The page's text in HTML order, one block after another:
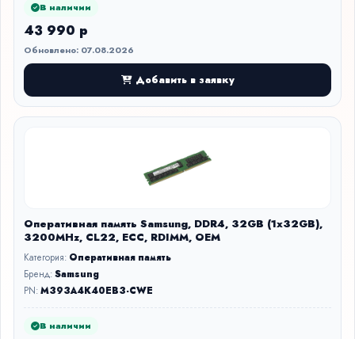
В наличии
43 990 р
Обновлено: 07.08.2026
Добавить в заявку
Оперативная память Samsung, DDR4, 32GB (1x32GB),
3200MHz, CL22, ECC, RDIMM, OEM
Категория: Оперативная память
Бренд:Samsung
PN:M393A4K40EB3-CWE
В наличии